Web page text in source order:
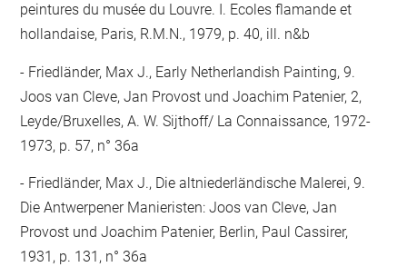
peintures du musée du Louvre. I. Ecoles flamande et
hollandaise, Paris, R.M.N., 1979, p. 40, ill. n&b
Friedländer, Max J., Early Netherlandish Painting, 9.
Joos van Cleve, Jan Provost und Joachim Patenier, 2,
Leyde/Bruxelles, A. W. Sijthoff/ La Connaissance, 1972-
1973, p. 57, n° 36a
Friedländer, Max J., Die altniederländische Malerei, 9.
Die Antwerpener Manieristen: Joos van Cleve, Jan
Provost und Joachim Patenier, Berlin, Paul Cassirer,
1931, p. 131, n° 36a